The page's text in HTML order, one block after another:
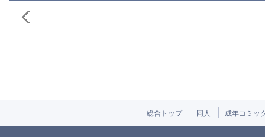
総合トップ 同人 成年コミッ